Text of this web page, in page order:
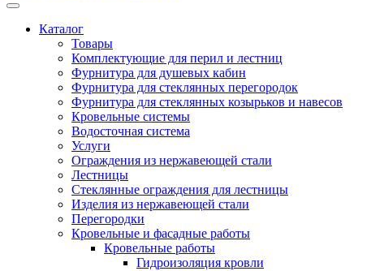
Каталог
Товары
Комплектующие для перил и лестниц
Фурнитура для душевых кабин
Фурнитура для стеклянных перегородок
Фурнитура для стеклянных козырьков и навесов
Кровельные системы
Водосточная система
Услуги
Ограждения из нержавеющей стали
Лестницы
Стеклянные ограждения для лестницы
Изделия из нержавеющей стали
Перегородки
Кровельные и фасадные работы
Кровельные работы
Гидроизоляция кровли